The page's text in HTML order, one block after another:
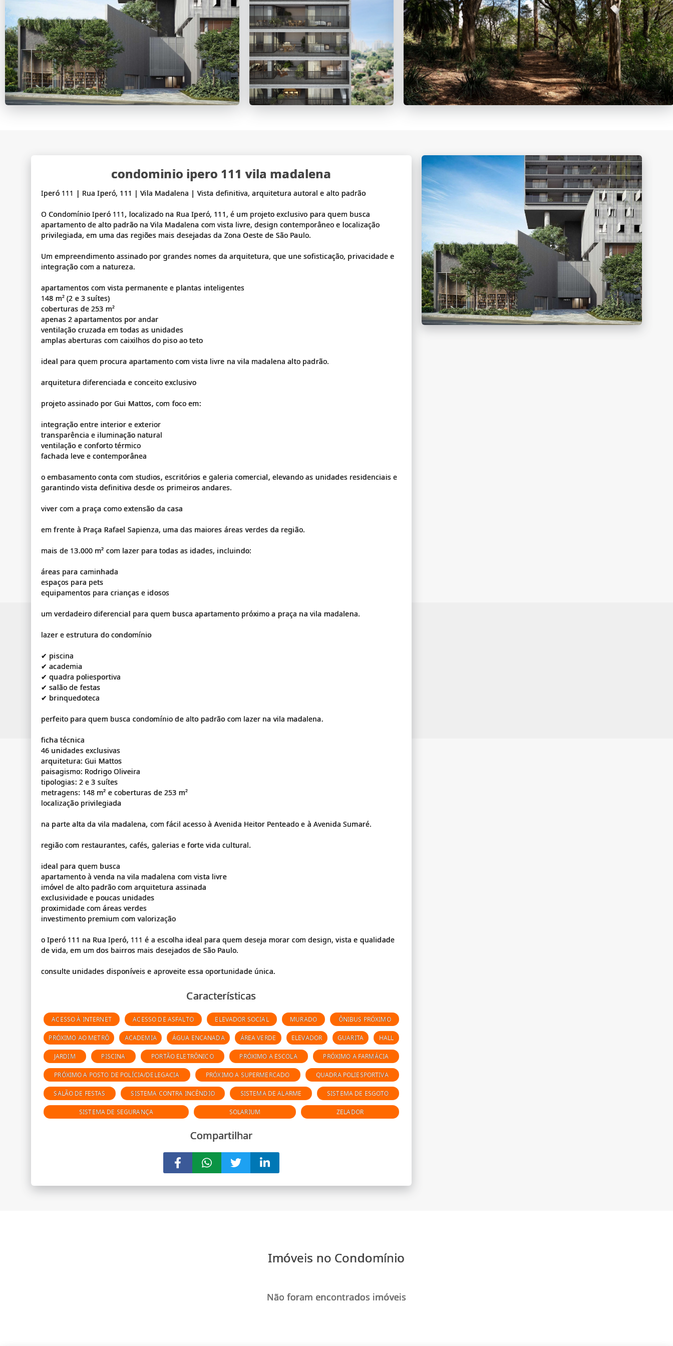
condominio ipero 111 vila madalena
Iperó 111 | Rua Iperó, 111 | Vila Madalena | Vista definitiva, arquitetura autoral e alto padrão
O Condomínio Iperó 111, localizado na Rua Iperó, 111, é um projeto exclusivo para quem busca
apartamento de alto padrão na Vila Madalena com vista livre, design contemporâneo e localização
privilegiada, em uma das regiões mais desejadas da Zona Oeste de São Paulo.
Um empreendimento assinado por grandes nomes da arquitetura, que une sofisticação, privacidade e
integração com a natureza.
apartamentos com vista permanente e plantas inteligentes
148 m² (2 e 3 suítes)
coberturas de 253 m²
apenas 2 apartamentos por andar
ventilação cruzada em todas as unidades
amplas aberturas com caixilhos do piso ao teto
ideal para quem procura apartamento com vista livre na vila madalena alto padrão.
arquitetura diferenciada e conceito exclusivo
projeto assinado por Gui Mattos, com foco em:
integração entre interior e exterior
transparência e iluminação natural
ventilação e conforto térmico
fachada leve e contemporânea
o embasamento conta com studios, escritórios e galeria comercial, elevando as unidades residenciais e
garantindo vista definitiva desde os primeiros andares.
viver com a praça como extensão da casa
em frente à Praça Rafael Sapienza, uma das maiores áreas verdes da região.
mais de 13.000 m² com lazer para todas as idades, incluindo:
áreas para caminhada
espaços para pets
equipamentos para crianças e idosos
um verdadeiro diferencial para quem busca apartamento próximo a praça na vila madalena.
lazer e estrutura do condomínio
✔ piscina
✔ academia
✔ quadra poliesportiva
✔ salão de festas
✔ brinquedoteca
perfeito para quem busca condomínio de alto padrão com lazer na vila madalena.
ficha técnica
46 unidades exclusivas
arquitetura: Gui Mattos
paisagismo: Rodrigo Oliveira
tipologias: 2 e 3 suítes
metragens: 148 m² e coberturas de 253 m²
localização privilegiada
na parte alta da vila madalena, com fácil acesso à Avenida Heitor Penteado e à Avenida Sumaré.
região com restaurantes, cafés, galerias e forte vida cultural.
ideal para quem busca
apartamento à venda na vila madalena com vista livre
imóvel de alto padrão com arquitetura assinada
exclusividade e poucas unidades
proximidade com áreas verdes
investimento premium com valorização
o Iperó 111 na Rua Iperó, 111 é a escolha ideal para quem deseja morar com design, vista e qualidade
de vida, em um dos bairros mais desejados de São Paulo.
Características
ACESSO À INTERNET ACESSO DE ASFALTO ELEVADOR SOCIAL MURADO ÔNIBUS PRÓXIMO
PRÓXIMO AO METRÔ ACADEMIA ÁGUA ENCANADA ÁREA VERDE ELEVADOR GUARITA HALL
JARDIM PISCINA PORTÃO ELETRÔNICO PRÓXIMO A ESCOLA PRÓXIMO A FARMÁCIA
PRÓXIMO A POSTO DE POLÍCIA/DELEGACIA PRÓXIMO A SUPERMERCADO QUADRA POLIESPORTIVA
SALÃO DE FESTAS SISTEMA CONTRA INCÊNDIO SISTEMA DE ALARME SISTEMA DE ESGOTO
SISTEMA DE SEGURANÇA SOLARIUM ZELADOR
Compartilhar
Imóveis no Condomínio
Não foram encontrados imóveis